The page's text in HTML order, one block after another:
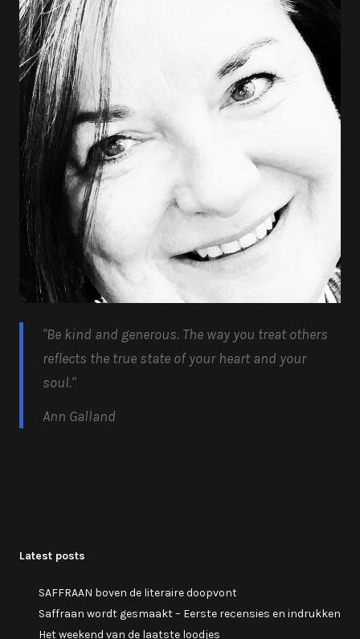
"Be kind and generous. The way you treat others
reflects the true state of your heart and your
soul."
Ann Galland
Latest posts
SAFFRAAN boven de literaire doopvont
Saffraan wordt gesmaakt – Eerste recensies en indrukken
Het weekend van de laatste loodjes